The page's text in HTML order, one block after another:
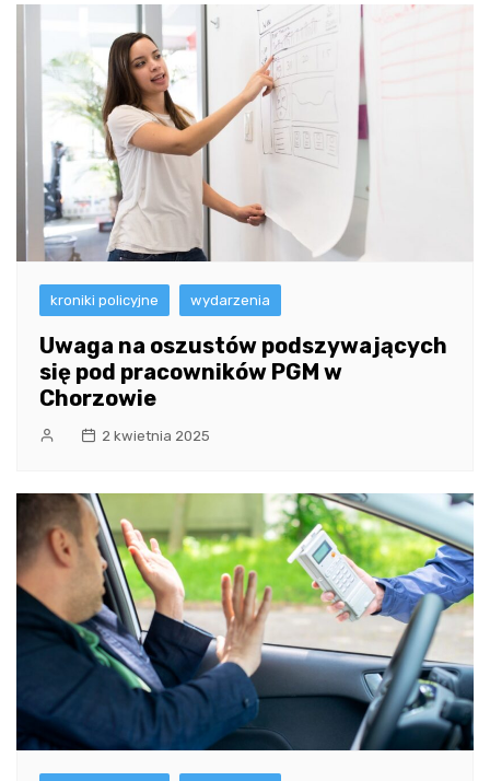
kroniki policyjne wydarzenia
Uwaga na oszustów podszywających
się pod pracowników PGM w
Chorzowie
2 kwietnia 2025